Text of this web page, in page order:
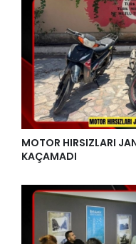
MOTOR HIRSIZLARI
KAÇAMADI